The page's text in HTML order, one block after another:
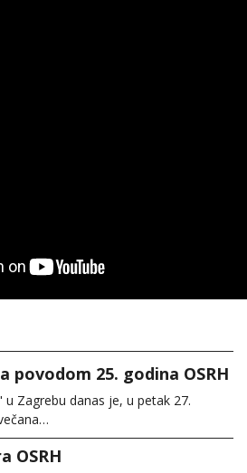
povodom 25. godina OSRH
Zagrebu danas je, u petak 27.
OSRH